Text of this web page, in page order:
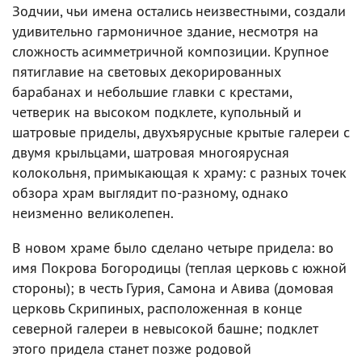
Зодчии, чьи имена остались неизвестными, создали
удивительно гармоничное здание, несмотря на
сложность асимметричной композиции. Крупное
пятиглавие на световых декорированных
барабанах и небольшие главки с крестами,
четверик на высоком подклете, купольный и
шатровые приделы, двухъярусные крытые галереи с
двумя крыльцами, шатровая многоярусная
колокольня, примыкающая к храму: с разных точек
обзора храм выглядит по-разному, однако
неизменно великолепен.
В новом храме было сделано четыре придела: во
имя Покрова Богородицы (теплая церковь с южной
стороны); в честь Гурия, Самона и Авива (домовая
церковь Скрипиных, расположенная в конце
северной галереи в невысокой башне; подклет
этого придела станет позже родовой